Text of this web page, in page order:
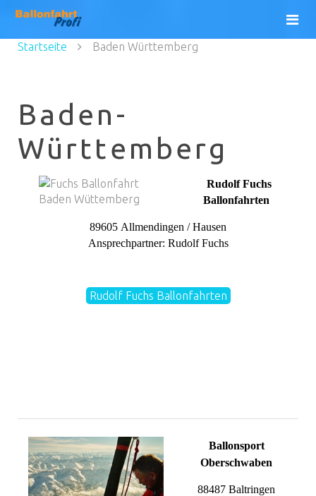
Startseite Baden Württemberg
Baden-
Württemberg
Rudolf Fuchs
Ballonfahrten
89605 Allmendingen / Hausen
Ansprechpartner: Rudolf Fuchs
Rudolf Fuchs Ballonfahrten
Ballonsport
Oberschwaben
88487 Baltringen